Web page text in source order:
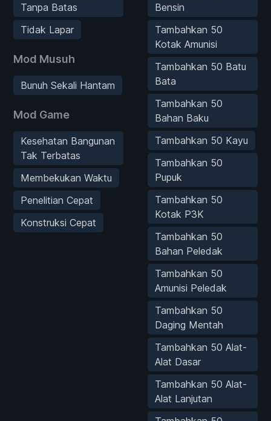
Tanpa Batas
Tidak Lapar
Mod Musuh
Bunuh Sekali Hantam
Mod Game
Kesehatan Bangunan
Tak Terbatas
Membekukan Waktu
Penelitian Cepat
Konstruksi Cepat
Bensin
Tambahkan 50
Kotak Amunisi
Tambahkan 50 Batu
Bata
Tambahkan 50
Bahan Baku
Tambahkan 50 Kayu
Tambahkan 50
Pupuk
Tambahkan 50
Kotak P3K
Tambahkan 50
Bahan Peledak
Tambahkan 50
Amunisi Peledak
Tambahkan 50
Daging Mentah
Tambahkan 50 Alat-
Alat Dasar
Tambahkan 50 Alat-
Alat Lanjutan